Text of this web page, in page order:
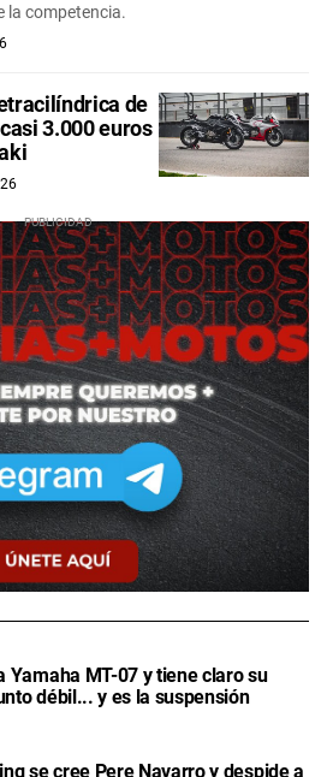
la competencia.
de
3.000 euros
Yamaha MT-07 y tiene claro su
débil... y es la suspensión
se cree Pere Navarro y despide a